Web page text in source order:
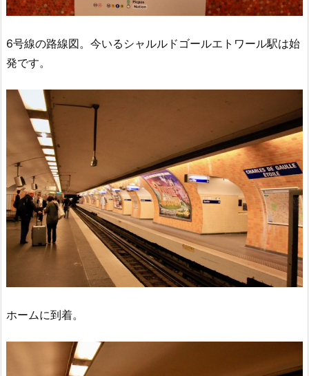
6号線の路線図。今いるシャルルドゴールエトワール駅は始
発です。
ホームに到着。